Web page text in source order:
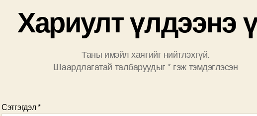
Хариулт үлдээнэ
Таны имэйл хаягийг нийтлэхгүй.
Шаардлагатай талбаруудыг * гэж тэмдэглэсэн
Сэтгэгдэл*